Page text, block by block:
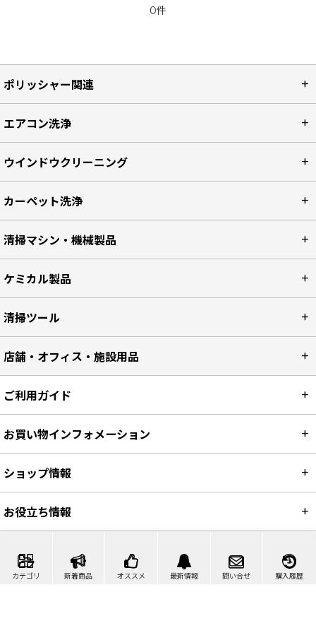
カテゴリ 新着商品 オススメ 最新情報 問い合せ 購入履歴
0件
ポリッシャー関連
エアコン洗浄
ウインドウクリーニング
カーペット洗浄
清掃マシン・機械製品
ケミカル製品
清掃ツール
店舗・オフィス・施設用品
ご利用ガイド
お買い物インフォメーション
ショップ情報
お役立ち情報